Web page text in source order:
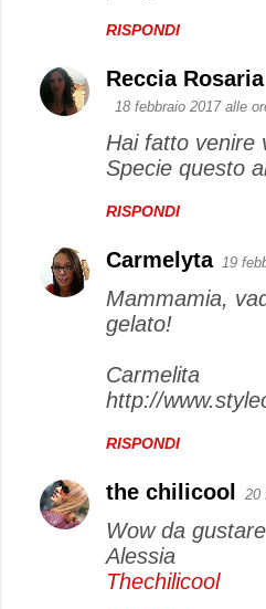
RISPONDI
Reccia Rosaria
18 febbraio 2017 alle
Hai fatto venire
Specie questo
RISPONDI
Carmelyta 19
Mammamia,
gelato!
Carmelita
http://
RISPONDI
the chilicool 20
Wow da
Alessia
Thechilicool